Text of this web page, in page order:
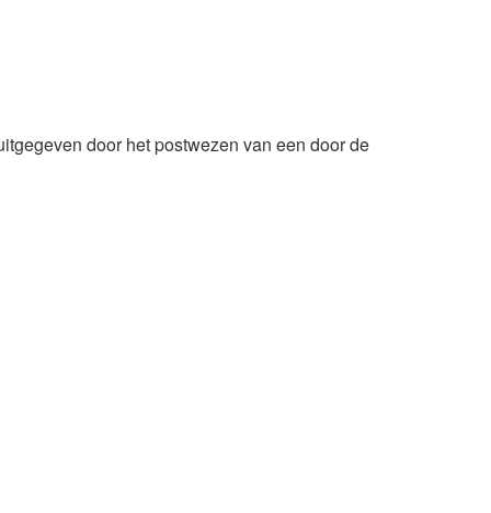
door het postwezen van een door de